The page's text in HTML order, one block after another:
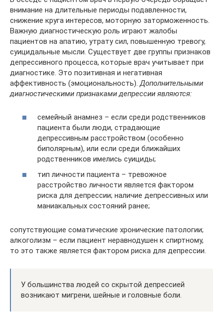
внимание на длительные периоды подавленности,
снижение круга интересов, моторную заторможенность.
Важную диагностическую роль играют жалобы
пациентов на апатию, утрату сил, повышенную тревогу,
суицидальные мысли. Существует две группы признаков
депрессивного процесса, которые врач учитывает при
диагностике. Это позитивная и негативная
аффективность (эмоциональность).Дополнительными
диагностическими признаками депрессии являются:
семейный анамнез – если среди родственников
пациента были люди, страдающие
депрессивным расстройством (особенно
биполярным), или если среди ближайших
родственников имелись суициды;
тип личности пациента – тревожное
расстройство личности является фактором
риска для депрессии; наличие депрессивных или
маниакальных состояний ранее;
сопутствующие соматические хронические патологии;
алкоголизм – если пациент неравнодушен к спиртному,
то это также является фактором риска для депрессии.
У большинства людей со скрытой депрессией
возникают мигрени, шейные и головные боли.